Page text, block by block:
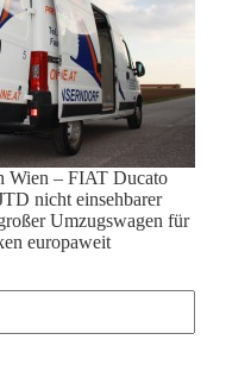
Wien – FIAT Ducato
nicht einsehbarer
Umzugswagen für
europaweit